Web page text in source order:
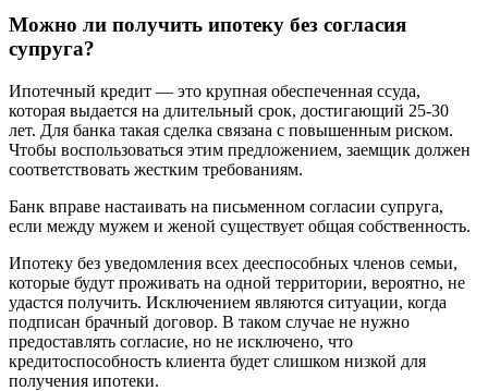
Можно ли получить ипотеку без согласия
супруга?
Ипотечный кредит — это крупная обеспеченная ссуда,
которая выдается на длительный срок, достигающий 25-30
лет. Для банка такая сделка связана с повышенным риском.
Чтобы воспользоваться этим предложением, заемщик должен
соответствовать жестким требованиям.
Банк вправе настаивать на письменном согласии супруга,
если между мужем и женой существует общая собственность.
Ипотеку без уведомления всех дееспособных членов семьи,
которые будут проживать на одной территории, вероятно, не
удастся получить. Исключением являются ситуации, когда
подписан брачный договор. В таком случае не нужно
предоставлять согласие, но не исключено, что
кредитоспособность клиента будет слишком низкой для
получения ипотеки.